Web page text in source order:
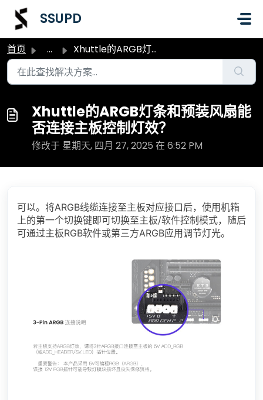
跳过至主要内容
SSUPD
首页 ... Xhuttle的ARGB灯条和预装风扇能否连接主板控制灯效？
Xhuttle的ARGB灯条和预装风扇能
否连接主板控制灯效？
修改于 星期天, 四月 27, 2025 在 6:52 PM
可以。将ARGB线缆连接至主板对应接口后，使用机箱
上的第一个切换键即可切换至主板/软件控制模式，随后
可通过主板RGB软件或第三方ARGB应用调节灯光。